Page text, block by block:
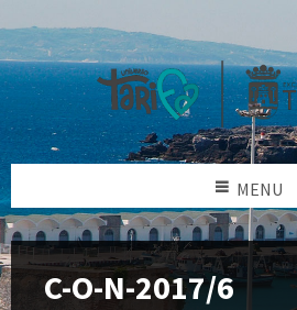
MENU
C-O-N-2017/6